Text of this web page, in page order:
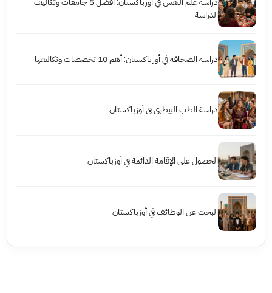
الدراسة
دراسة الصحافة في أوزباكستان: أهم 10 تخصصات وتكاليفها
دراسة الطب البيطري في أوزباكستان
الحصول على الإقامة الدائمة في أوزباكستان
البحث عن الوظائف في أوزباكستان